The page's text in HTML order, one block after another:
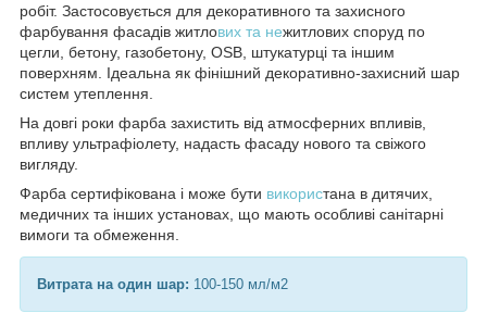
робіт. Застосовується для декоративного та захисного
фарбування фасадів житлових та нежитлових споруд по
цегли, бетону, газобетону, OSB, штукатурці та іншим
поверхням. Ідеальна як фінішний декоративно-захисний шар
систем утеплення.
На довгі роки фарба захистить від атмосферних впливів,
впливу ультрафіолету, надасть фасаду нового та свіжого
вигляду.
Фарба сертифікована і може бути використана в дитячих,
медичних та інших установах, що мають особливі санітарні
вимоги та обмеження.
Витрата на один шар: 100-150 мл/м2